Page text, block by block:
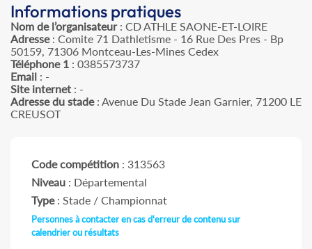
Informations pratiques
Nom de l’organisateur: CD ATHLE SAONE-ET-LOIRE
Adresse: Comite 71 Dathletisme - 16 Rue Des Pres - Bp
50159, 71306 Montceau-Les-Mines Cedex
Téléphone 1 : 0385573737
Email : -
Site internet : -
Adresse du stade: Avenue Du Stade Jean Garnier, 71200 LE
CREUSOT
Code compétition : 313563
Niveau : Départemental
Type: Stade / Championnat
Personnes à contacter en cas d'erreur de contenu sur
calendrier ou résultats